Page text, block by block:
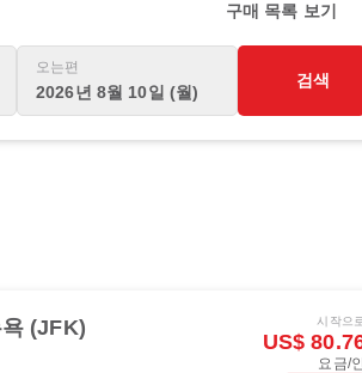
구매 목록 보기
오는편
2026년 8월 10일 (월)
검색
(JFK) 시작으로
US$
요금/인